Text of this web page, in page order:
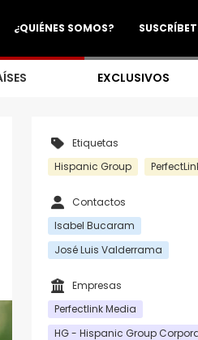
¿QUIÉNES SOMOS?
EXCLUSIVOS
Etiquetas
Hispanic Group
Contactos
Isabel Bucaram
José Luis Valderrama
Empresas
Perfectlink Media
HG - Hispanic Group